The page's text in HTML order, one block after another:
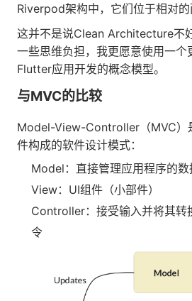
Riverpod架构中，它们位于相对的
这并不是说Clean Architecture不
一些思维负担，我更愿意使用一个
Flutter应用开发的概念模型。
与MVC的比较
Model-View-Controller（MVC）
件构成的软件设计模式：
Model：直接管理应用程序的
View：UI组件（小部件）
Controller：接受输入并将其转
令